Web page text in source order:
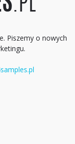
Piszemy o nowych